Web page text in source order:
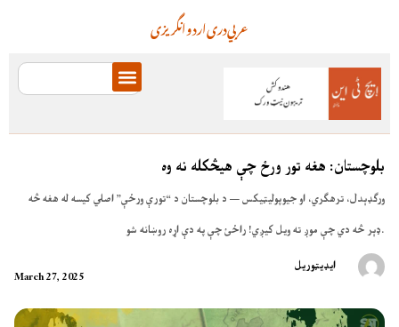
انگریزیاردودریعربي
بلوچستان: هغه تور ورځ چې هیڅکله نه وه
ورګډېدل، ترهګري، او جیوپولیټیکس — د بلوچستان د “تورې ورځې” اصلي کیسه له هغه څه
ډېر څه دي چې موږ ته ویل کیږي! راځئ چې په دې اړه روښانه شو.
March 27, 2025
ایډیټوریل